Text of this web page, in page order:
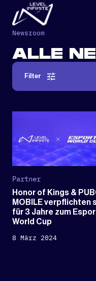
Zum Hauptinhalt springen
Newsroom
ALLE
Filter
Partner
Honor of Kings &
MOBILE verpflichten
für 3 Jahre zum
World Cup
8 März 2024